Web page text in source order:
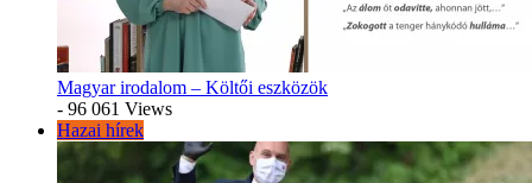
Magyar irodalom – Költői eszközök
- 96 061 Views
Hazai hírek